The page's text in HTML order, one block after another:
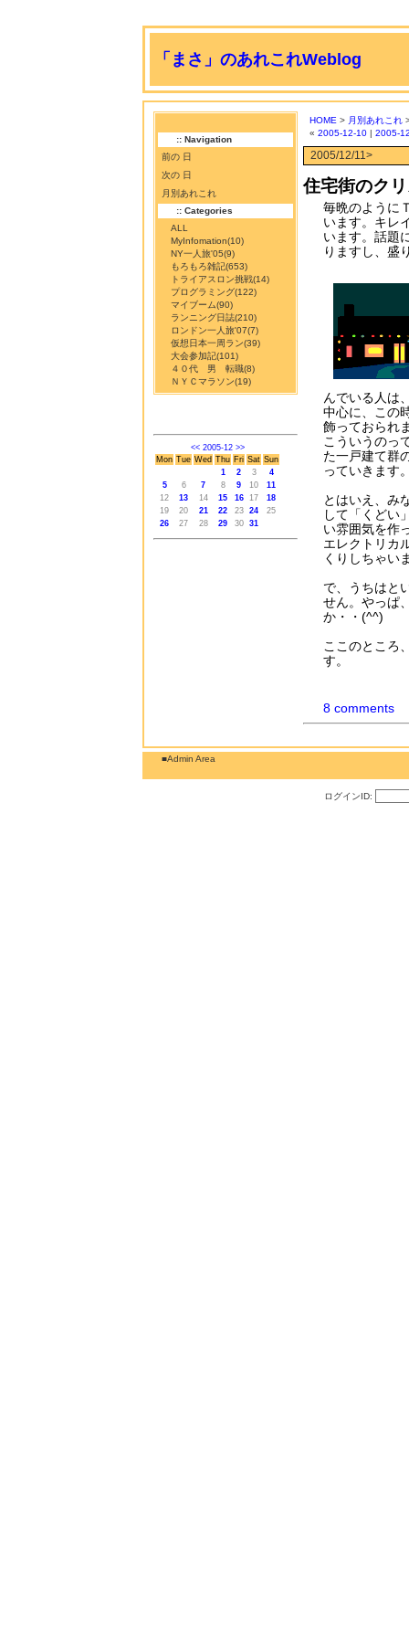
「まさ」のあれこれWeblog
:: Navigation
前の 日
次の 日
月別あれこれ
:: Categories
ALL
MyInfomation(10)
NY一人旅'05(9)
もろもろ雑記(653)
トライアスロン挑戦(14)
プログラミング(122)
マイブーム(90)
ランニング日誌(210)
ロンドン一人旅'07(7)
仮想日本一周ラン(39)
大会参加記(101)
４０代 男 転職(8)
ＮＹＣマラソン(19)
<< 2005-12 >>
Mon Tue Wed Thu Fri Sat Sun
1
2 3
4
5
6 7 8 9 10
11
12
13 14 15 16 17
18
19
20 21 22 23 24
25
26
27 28 29 30 31
HOME > 月別あれこれ
« 2005-12-10 | 2005-
2005/12/11>
住宅街のク
毎晩のように
います。キレ
います。話題
りますし、盛
んでいる人は
中心に、この
飾っておられ
こういうのっ
た一戸建て群
っていきます
とはいえ、み
して「くどい
い雰囲気を作
エレクトリカ
くりしちゃい
で、うちはと
せん。やっぱ
か・・(^^)
ここのところ
す。
8 comments
■Admin Area
ログインID: